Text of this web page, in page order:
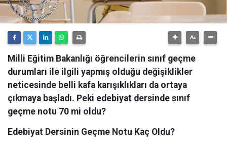
Milli Eğitim Bakanlığı öğrencilerin sınıf geçme
durumları ile ilgili yapmış olduğu değişiklikler
neticesinde belli kafa karışıklıkları da ortaya
çıkmaya başladı. Peki edebiyat dersinde sınıf
geçme notu 70 mi oldu?
Edebiyat Dersinin Geçme Notu Kaç Oldu?